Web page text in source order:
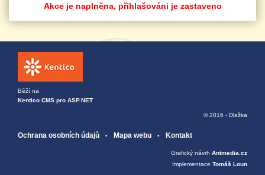
Akce je naplněna, přihlašováni je zastaveno
Běží na
Kentico CMS pro ASP.NET
© 2016 - Dlažka
Ochrana osobních údajů Mapa webu Kontakt
Grafický návrh Antmedia.cz
Implementace Tomáš Loun